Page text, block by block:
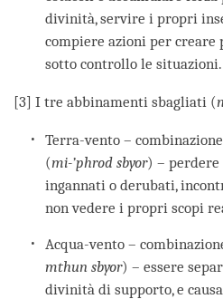
divinità, servire i propri
compiere azioni per creare
sotto controllo le situazioni.
[3] I tre abbinamenti sbagliati (
Terra-vento –
(mi-’phrod sbyor) – perdere
ingannati o derubati,
non vedere i propri scopi
Acqua-vento –
mthun sbyor) – essere
divinità di supporto, e